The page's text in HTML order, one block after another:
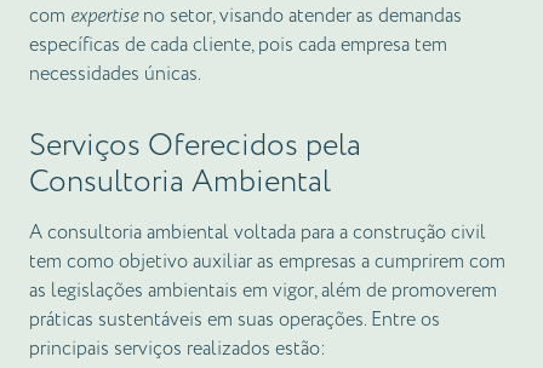
com expertiseno setor, visando atender as demandas
específicas de cada cliente, pois cada empresa tem
necessidades únicas.
Serviços Oferecidos pela
Consultoria Ambiental
A consultoria ambiental voltada para a construção civil
tem como objetivo auxiliar as empresas a cumprirem com
as legislações ambientais em vigor, além de promoverem
práticas sustentáveis em suas operações. Entre os
principais serviços realizados estão: